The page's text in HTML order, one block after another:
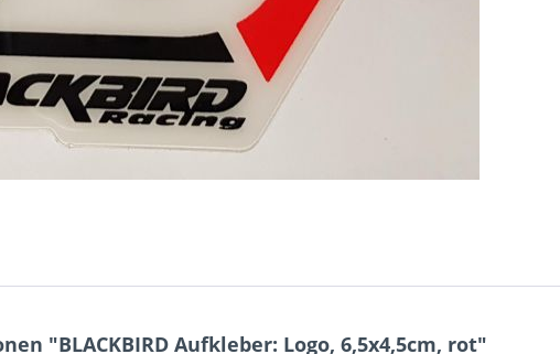
"BLACKBIRD Aufkleber: Logo, 6,5x4,5cm, rot"